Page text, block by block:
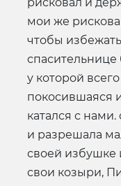
мои же
чтобы
спасительнице
у которой
покосившаяся
катался с
и разрешала
своей избушке
свои козыри,